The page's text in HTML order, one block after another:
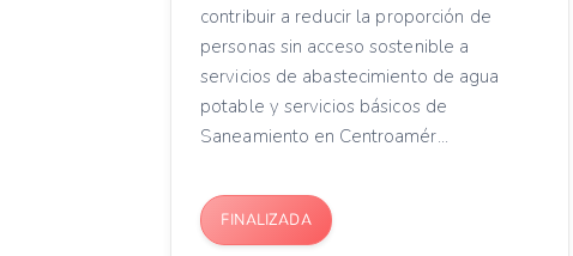
contribuir a reducir la proporción de
personas sin acceso sostenible a
servicios de abastecimiento de agua
potable y servicios básicos de
Saneamiento en Centroamér...
FINALIZADA